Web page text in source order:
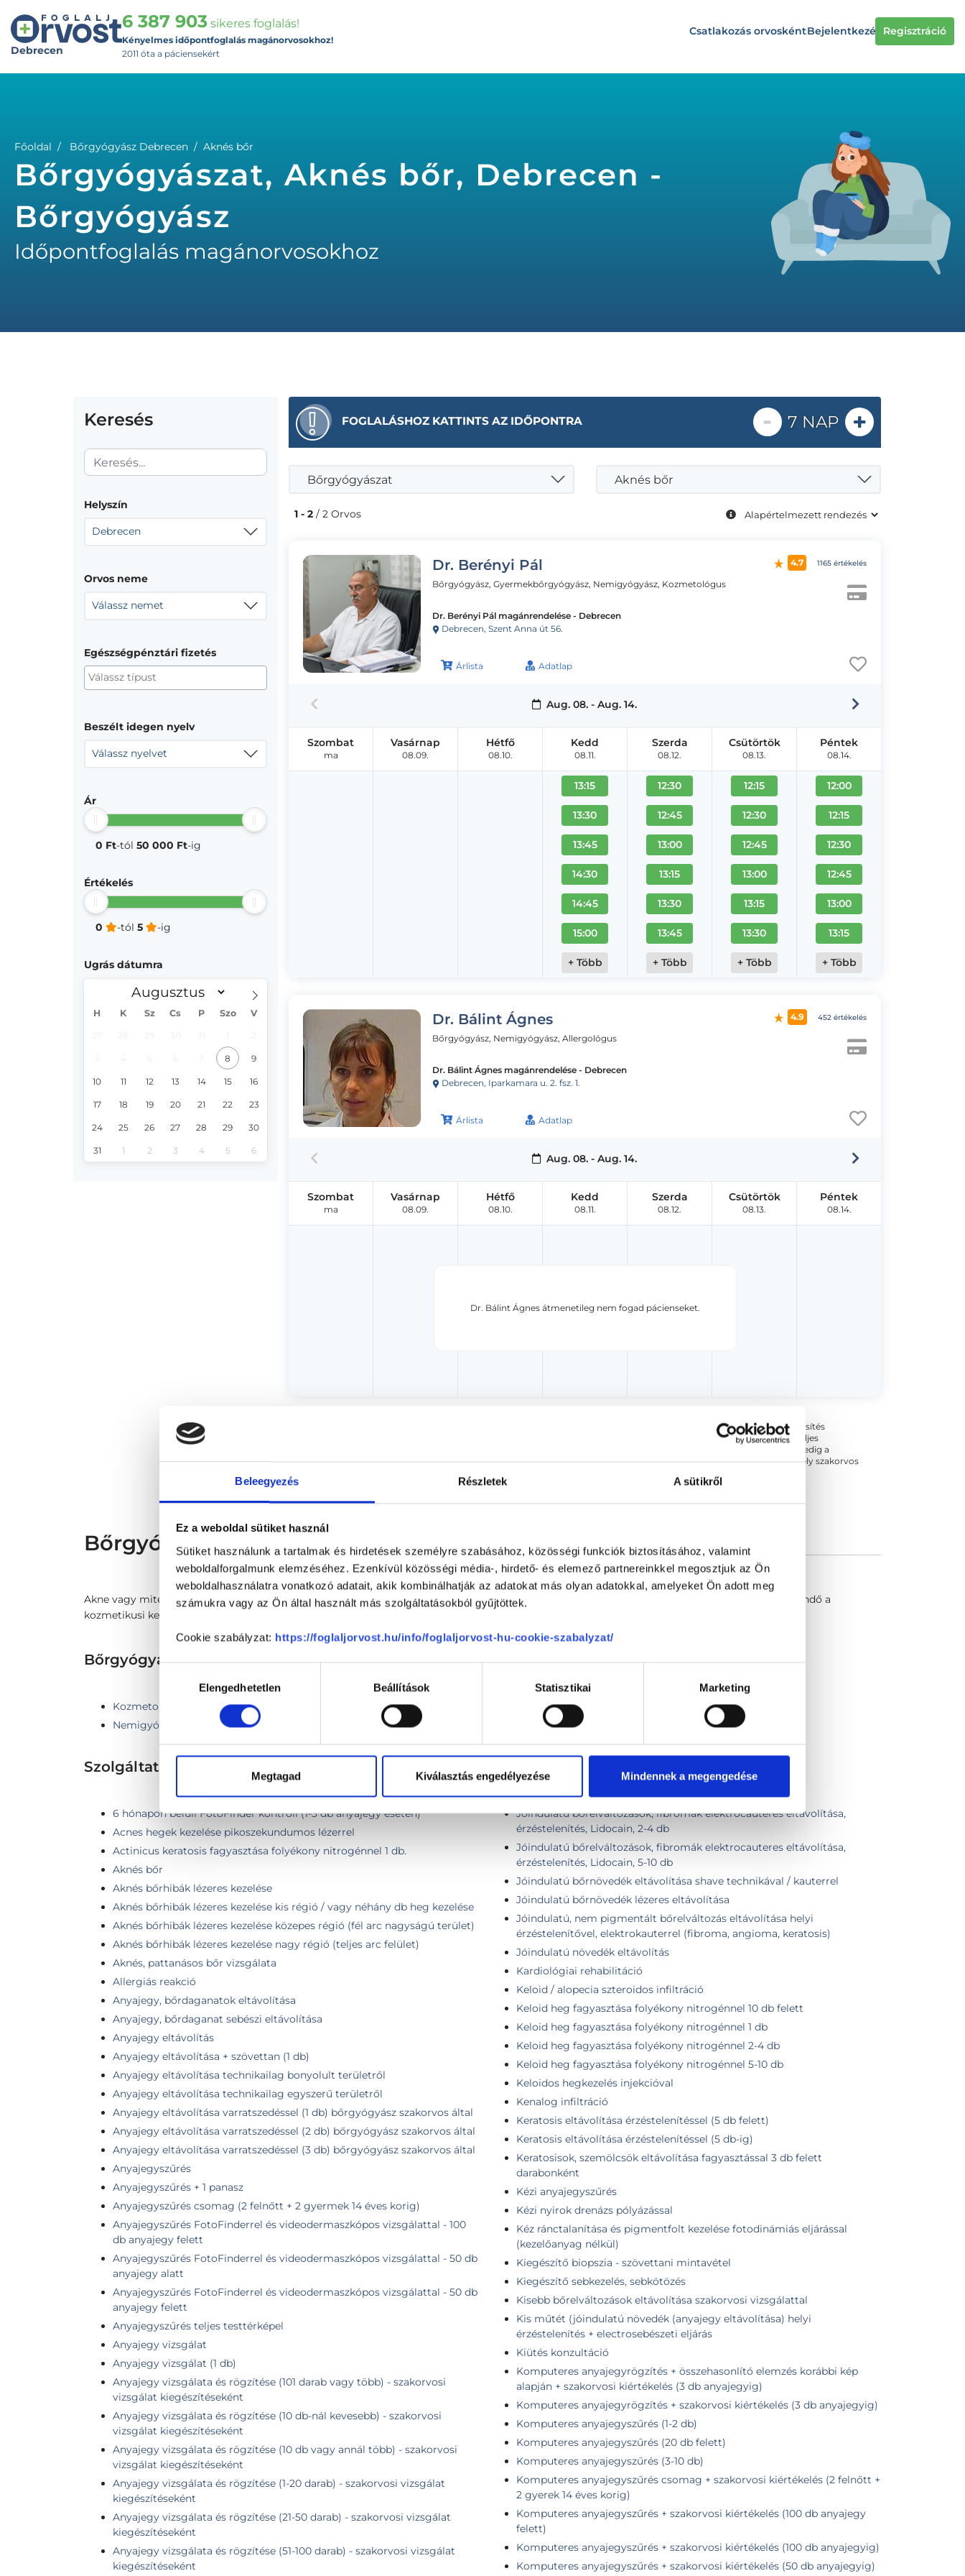
Beleegyezés Részletek A sütikről
Ez a weboldal sütiket használ
Sütiket használunk a tartalmak és hirdetések személyre szabásához, közösségi funkciók biztosításához, valamint
weboldalforgalmunk elemzéséhez. Ezenkívül közösségi média-, hirdető- és elemező partnereinkkel megosztjuk az Ön
weboldalhasználatra vonatkozó adatait, akik kombinálhatják az adatokat más olyan adatokkal, amelyeket Ön adott meg
számukra vagy az Ön által használt más szolgáltatásokból gyűjtöttek.
Cookie szabályzat: https://foglaljorvost.hu/info/foglaljorvost-hu-cookie-szabalyzat/
kiválasztásaElengedhetetlen Beállítások Statisztikai Marketing
Megtagad Kiválasztás engedélyezése Mindennek a megengedése
Debrecen
6 387 903 sikeres foglalás!
Kényelmes időpontfoglalás magánorvosokhoz!
2011 óta a páciensekért
Csatlakozás orvoskéntBejelentkezés Regisztráció
Főoldal Bőrgyógyász Debrecen Aknés bőr
Bőrgyógyászat, Aknés bőr, Debrecen -
Bőrgyógyász
Időpontfoglalás magánorvosokhoz
Keresés
Helyszín
Debrecen
Orvos neme
Válassz nemet
Egészségpénztári fizetés
Beszélt idegen nyelv
Válassz nyelvet
Ár
0 Ft-tól 50 000 Ft-ig
Értékelés
0 -tól 5 -ig
Ugrás dátumra
H K Sz Cs P Szo V
8 9
10 11 12 13 14 15 16
17 18 19 20 21 22 23
24 25 26 27 28 29 30
31 1 2 3 4 5 6
FOGLALÁSHOZ KATTINTS AZ IDŐPONTRA - 7 NAP +
Bőrgyógyászat Aknés bőr
1 - 2 / 2 Orvos
Dr. Berényi Pál
Bőrgyógyász, Gyermekbőrgyógyász, Nemigyógyász, Kozmetológus
Dr. Berényi Pál magánrendelése - Debrecen
Debrecen, Szent Anna út 56.
Árlista Adatlap
4.7 1165 értékelés
Aug. 08. - Aug. 14.
Szombat
ma
Vasárnap
08.09.
Hétfő
08.10.
Kedd
08.11.
13:15
13:30
13:45
14:30
14:45
15:00
+ Több
Szerda
08.12.
12:30
12:45
13:00
13:15
13:30
13:45
+ Több
Csütörtök
08.13.
12:15
12:30
12:45
13:00
13:15
13:30
+ Több
Péntek
08.14.
12:00
12:15
12:30
12:45
13:00
13:15
+ Több
Dr. Bálint Ágnes
Bőrgyógyász, Nemigyógyász, Allergológus
Dr. Bálint Ágnes magánrendelése - Debrecen
Debrecen, Iparkamara u. 2. fsz. 1.
Árlista Adatlap
4.9 452 értékelés
Aug. 08. - Aug. 14.
Dr. Bálint Ágnes átmenetileg nem fogad pácienseket.
Szombat
ma
Vasárnap
08.09.
Hétfő
08.10.
Kedd
08.11.
Szerda
08.12.
Csütörtök
08.13.
Péntek
08.14.
* Szakorvos jelölt (rezidens): általános orvosi oklevéllel rendelkező orvos, aki jogszabályok szerinti szakorvosi szakképesítés
megszerzésére irányuló képzésben vesz részt. Ezen orvosok által önállóan nem végezhető szakmai tevékenységért teljes
felelősséggel tartozik és azt közvetlenül felügyeli az egészségügyi szolgáltató szakorvosa az első részvizsgáig, utána pedig a
szakorvosjelölt önállóan láthat el feladatokat. A foglaljorvost.hu felelősségét kizárja esetleges névazonosságért bármely szakorvos
Bőrgyógyász Debrecen - Bőrgyógyászat
Akne vagy mitesszer akkor keletkezik, ha a bőrben található faggyúmirigyek kivezető nyílása eltömődik és begyullad. Enyhébb esetekben elegendő a
kozmetikusi kezelés, súlyosabb esetben orvosi kezelésre is szükség lehet.
Bőrgyógyászat TERÜLETHEZ KAPCSOLÓDÓ SZAKTERÜLETEK
Kozmetológia
Nemigyógyászat
Plasztikai sebészet
Szolgáltatások
6 hónapon belüli FotoFinder kontroll (1-3 db anyajegy esetén)
Acnes hegek kezelése pikoszekundumos lézerrel
Actinicus keratosis fagyasztása folyékony nitrogénnel 1 db.
Aknés bőr
Aknés bőrhibák lézeres kezelése
Aknés bőrhibák lézeres kezelése kis régió / vagy néhány db heg kezelése
Aknés bőrhibák lézeres kezelése közepes régió (fél arc nagyságú terület)
Aknés bőrhibák lézeres kezelése nagy régió (teljes arc felület)
Aknés, pattanásos bőr vizsgálata
Allergiás reakció
Anyajegy, bőrdaganatok eltávolítása
Anyajegy, bőrdaganat sebészi eltávolítása
Anyajegy eltávolítás
Anyajegy eltávolítása + szövettan (1 db)
Anyajegy eltávolítása technikailag bonyolult területről
Anyajegy eltávolítása technikailag egyszerű területről
Anyajegy eltávolítása varratszedéssel (1 db) bőrgyógyász szakorvos által
Anyajegy eltávolítása varratszedéssel (2 db) bőrgyógyász szakorvos által
Anyajegy eltávolítása varratszedéssel (3 db) bőrgyógyász szakorvos által
Anyajegyszűrés
Anyajegyszűrés + 1 panasz
Anyajegyszűrés csomag (2 felnőtt + 2 gyermek 14 éves korig)
Anyajegyszűrés FotoFinderrel és videodermaszkópos vizsgálattal - 100
db anyajegy felett
Anyajegyszűrés FotoFinderrel és videodermaszkópos vizsgálattal - 50 db
anyajegy alatt
Anyajegyszűrés FotoFinderrel és videodermaszkópos vizsgálattal - 50 db
anyajegy felett
Anyajegyszűrés teljes testtérképel
Anyajegy vizsgálat
Anyajegy vizsgálat (1 db)
Anyajegy vizsgálata és rögzítése (101 darab vagy több) - szakorvosi
vizsgálat kiegészítéseként
Anyajegy vizsgálata és rögzítése (10 db-nál kevesebb) - szakorvosi
vizsgálat kiegészítéseként
Anyajegy vizsgálata és rögzítése (10 db vagy annál több) - szakorvosi
vizsgálat kiegészítéseként
Anyajegy vizsgálata és rögzítése (1-20 darab) - szakorvosi vizsgálat
kiegészítéseként
Anyajegy vizsgálata és rögzítése (21-50 darab) - szakorvosi vizsgálat
kiegészítéseként
Anyajegy vizsgálata és rögzítése (51-100 darab) - szakorvosi vizsgálat
kiegészítéseként
Jóindulatú bőrelváltozások, fibromák elektrocauteres eltávolítása,
érzéstelenítés, Lidocain, 2-4 db
Jóindulatú bőrelváltozások, fibromák elektrocauteres eltávolítása,
érzéstelenítés, Lidocain, 5-10 db
Jóindulatú bőrnövedék eltávolítása shave technikával / kauterrel
Jóindulatú bőrnövedék lézeres eltávolítása
Jóindulatú, nem pigmentált bőrelváltozás eltávolítása helyi
érzéstelenítővel, elektrokauterrel (fibroma, angioma, keratosis)
Jóindulatú növedék eltávolítás
Kardiológiai rehabilitáció
Keloid / alopecia szteroidos infiltráció
Keloid heg fagyasztása folyékony nitrogénnel 10 db felett
Keloid heg fagyasztása folyékony nitrogénnel 1 db
Keloid heg fagyasztása folyékony nitrogénnel 2-4 db
Keloid heg fagyasztása folyékony nitrogénnel 5-10 db
Keloidos hegkezelés injekcióval
Kenalog infiltráció
Keratosis eltávolítása érzéstelenítéssel (5 db felett)
Keratosis eltávolítása érzéstelenítéssel (5 db-ig)
Keratosisok, szemölcsök eltávolítása fagyasztással 3 db felett
darabonként
Kézi anyajegyszűrés
Kézi nyirok drenázs pólyázással
Kéz ránctalanítása és pigmentfolt kezelése fotodinámiás eljárással
(kezelőanyag nélkül)
Kiegészítő biopszia - szövettani mintavétel
Kiegészítő sebkezelés, sebkötözés
Kisebb bőrelváltozások eltávolítása szakorvosi vizsgálattal
Kis műtét (jóindulatú növedék (anyajegy eltávolítása) helyi
érzéstelenítés + electrosebészeti eljárás
Kiütés konzultáció
Komputeres anyajegyrögzítés + összehasonlító elemzés korábbi kép
alapján + szakorvosi kiértékelés (3 db anyajegyig)
Komputeres anyajegyrögzítés + szakorvosi kiértékelés (3 db anyajegyig)
Komputeres anyajegyszűrés (1-2 db)
Komputeres anyajegyszűrés (20 db felett)
Komputeres anyajegyszűrés (3-10 db)
Komputeres anyajegyszűrés csomag + szakorvosi kiértékelés (2 felnőtt +
2 gyerek 14 éves korig)
Komputeres anyajegyszűrés + szakorvosi kiértékelés (100 db anyajegy
felett)
Komputeres anyajegyszűrés + szakorvosi kiértékelés (100 db anyajegyig)
Komputeres anyajegyszűrés + szakorvosi kiértékelés (50 db anyajegyig)